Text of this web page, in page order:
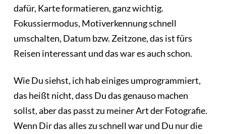
dafür, Karte formatieren, ganz wichtig.
Fokussiermodus, Motiverkennung schnell
umschalten, Datum bzw. Zeitzone, das ist fürs
Reisen interessant und das war es auch schon.
Wie Du siehst, ich hab einiges umprogrammiert,
das heißt nicht, dass Du das genauso machen
sollst, aber das passt zu meiner Art der Fotografie.
Wenn Dir das alles zu schnell war und Du nur die